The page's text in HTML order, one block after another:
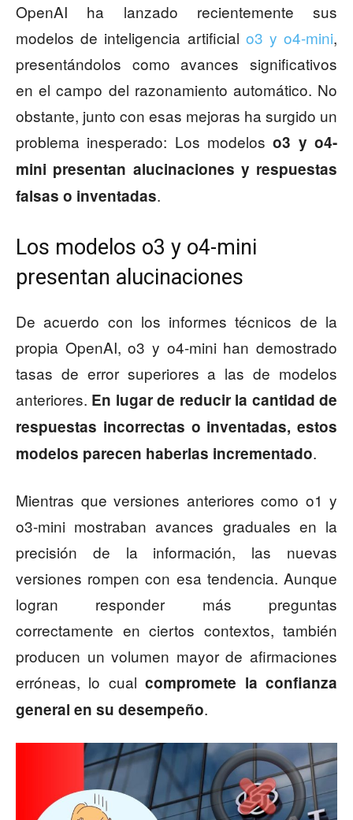
OpenAI ha lanzado recientemente sus
modelos de inteligencia artificial o3 y o4-mini,
presentándolos como avances significativos
en el campo del razonamiento automático. No
obstante, junto con esas mejoras ha surgido un
problema inesperado: Los modeloso3 y o4-
mini presentan alucinaciones y respuestas
falsas o inventadas.
Los modelos o3 y o4-mini
presentan alucinaciones
De acuerdo con los informes técnicos de la
propia OpenAI, o3 y o4-mini han demostrado
tasas de error superiores a las de modelos
anteriores. En lugar de reducir la cantidad de
respuestas incorrectas o inventadas, estos
modelos parecen haberlas incrementado.
Mientras que versiones anteriores como o1 y
o3-mini mostraban avances graduales en la
precisión de la información, las nuevas
versiones rompen con esa tendencia. Aunque
logran responder más preguntas
correctamente en ciertos contextos, también
producen un volumen mayor de afirmaciones
erróneas, lo cualcompromete la confianza
general en su desempeño.